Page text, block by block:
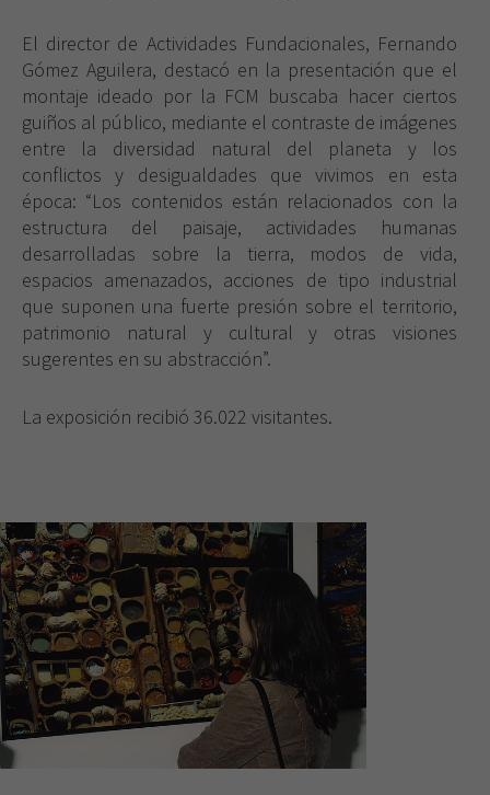
El director de Actividades Fundacionales, Fernando
Gómez Aguilera, destacó en la presentación que el
montaje ideado por la FCM buscaba hacer ciertos
guiños al público, mediante el contraste de imágenes
entre la diversidad natural del planeta y los
conflictos y desigualdades que vivimos en esta
época: “Los contenidos están relacionados con la
estructura del paisaje, actividades humanas
desarrolladas sobre la tierra, modos de vida,
espacios amenazados, acciones de tipo industrial
que suponen una fuerte presión sobre el territorio,
patrimonio natural y cultural y otras visiones
sugerentes en su abstracción”.
La exposición recibió 36.022 visitantes.